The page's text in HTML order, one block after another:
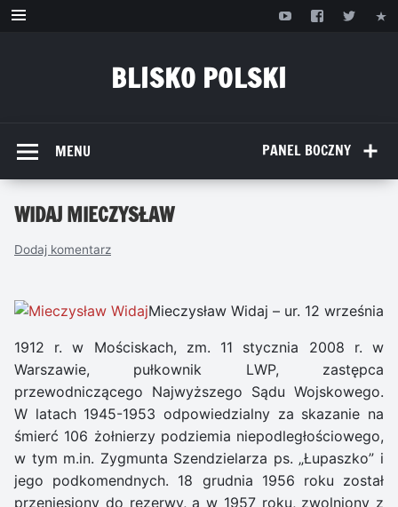
Przejdź
BLISKO POLSKI
PANEL BOCZNY
MENU
WIDAJ MIECZYSŁAW
Dodaj komentarz
Mieczysław Widaj – ur. 12 września
1912 r. w Mościskach, zm. 11 stycznia 2008 r. w
Warszawie, pułkownik LWP, zastępca
przewodniczącego Najwyższego Sądu Wojskowego.
W latach 1945-1953 odpowiedzialny za skazanie na
śmierć 106 żołnierzy podziemia niepodległościowego,
w tym m.in. Zygmunta Szendzielarza ps. „Łupaszko” i
jego podkomendnych. 18 grudnia 1956 roku został
przeniesiony do rezerwy, a w 1957 roku, zwolniony z